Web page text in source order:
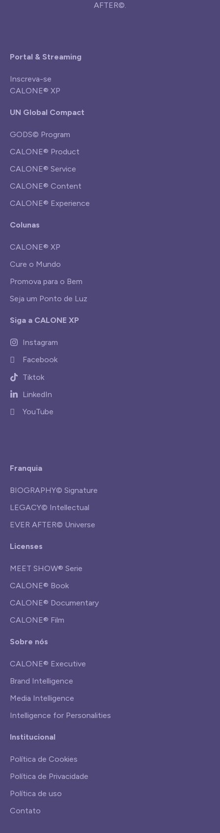
AFTER©.
Portal & Streaming
Inscreva-se
CALONE® XP
UN Global Compact
GODS© Program
CALONE® Product
CALONE® Service
CALONE® Content
CALONE® Experience
Colunas
CALONE® XP
Cure o Mundo
Promova para o Bem
Seja um Ponto de Luz
Siga a CALONE XP
Instagram
Facebook
Tiktok
LinkedIn
YouTube
Franquia
BIOGRAPHY© Signature
LEGACY© Intellectual
EVER AFTER© Universe
Licenses
MEET SHOW® Serie
CALONE® Book
CALONE® Documentary
CALONE® Film
Sobre nós
CALONE® Executive
Brand Intelligence
Media Intelligence
Intelligence for Personalities
Institucional
Política de Cookies
Política de Privacidade
Política de uso
Contato